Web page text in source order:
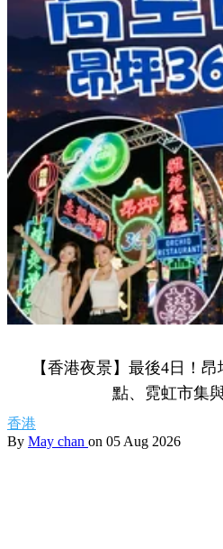
【香港夜景】最後4日！
點、霓虹市集
香港
By May chan on 05 Aug 2026